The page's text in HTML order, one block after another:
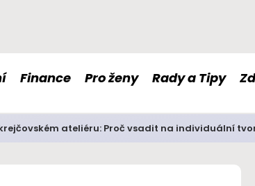
Finance Pro ženy Rady a Tipy
ateliéru: Proč vsadit na individuální